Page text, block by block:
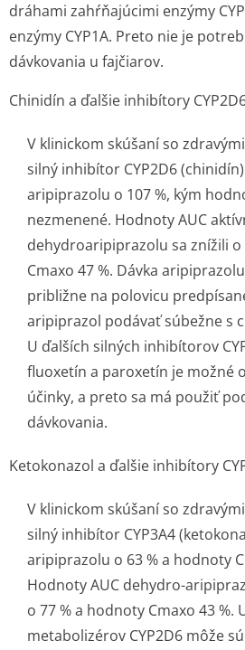
dráhami zahŕňajúcimi enzýmy
enzýmy CYP1A. Preto nie je
dávkovania u fajčiarov.
Chinidín a ďalšie inhibítory
V klinickom skúšaní so
silný inhibítor CYP2D6
aripiprazolu o 107 %, kým
nezmenené. Hodnoty AUC
dehydroaripiprazolu sa znížili o
Cmaxo 47 %. Dávka
približne na polovicu
aripiprazol podávať súbežne s
U ďalších silných inhibítorov
fluoxetín a paroxetín je možné
účinky, a preto sa má použiť
dávkovania.
Ketokonazol a ďalšie inhibítory
V klinickom skúšaní so
silný inhibítor CYP3A4
aripiprazolu o 63 % a hodnoty
Hodnoty AUC dehydro-
o 77 % a hodnoty Cmaxo 43 %.
metabolizérov CYP2D6 môže